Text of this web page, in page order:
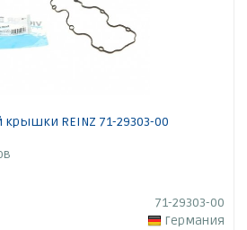
REINZ 71-29303-00
71-29303-00
Германия